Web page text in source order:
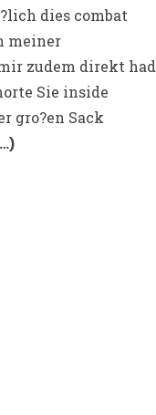
dies combat
meiner
zudem direkt had
Sie inside
gro?en Sack